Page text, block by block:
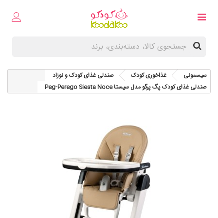
سیسمونی غذاخوری کودک
صندلی غذای کودک و نوزاد
صندلی غذای کودک پگ پرگو مدل سیستا Peg-Perego Siesta Noce